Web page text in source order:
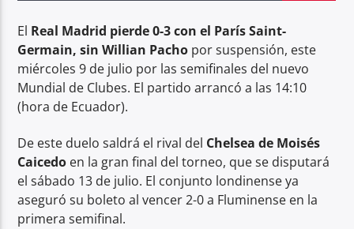
El Real Madrid pierde 0-3 con el París Saint-
Germain, sin Willian Pacho por suspensión, este
miércoles 9 de julio por las semifinales del nuevo
Mundial de Clubes. El partido arrancó a las 14:10
(hora de Ecuador).
De este duelo saldrá el rival del Chelsea de Moisés
Caicedo en la gran final del torneo, que se disputará
el sábado 13 de julio. El conjunto londinense ya
aseguró su boleto al vencer 2-0 a Fluminense en la
primera semifinal.